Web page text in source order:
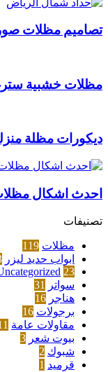
تصاميم مظلات صور
مظلات خشبية سترغب
ديكورات مظلة
احدث اشكال مظلات
تصنيفات
مظلات 119
ابواب حديد ليزر
23
سواتر
31
هناجر 16
برجولات 16
مقاولات عامة
بيوت شعر 3
شبوك 2
قرميد 1